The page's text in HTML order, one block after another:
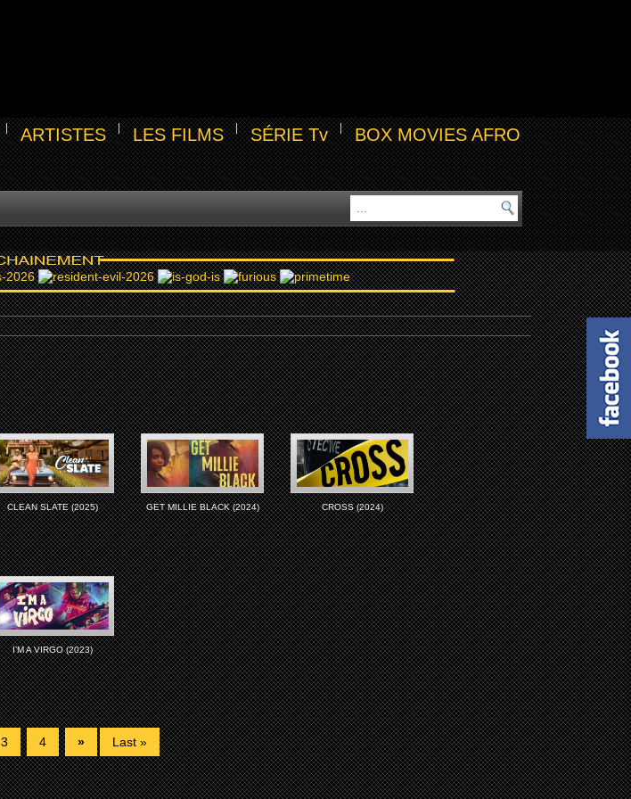
ARTISTES LES FILMS SÉRIE Tv BOX MOVIES AFRO
CLEAN SLATE (2025) GET MILLIE BLACK (2024) CROSS (2024)
I’M A VIRGO (2023)
3 4 » Last »